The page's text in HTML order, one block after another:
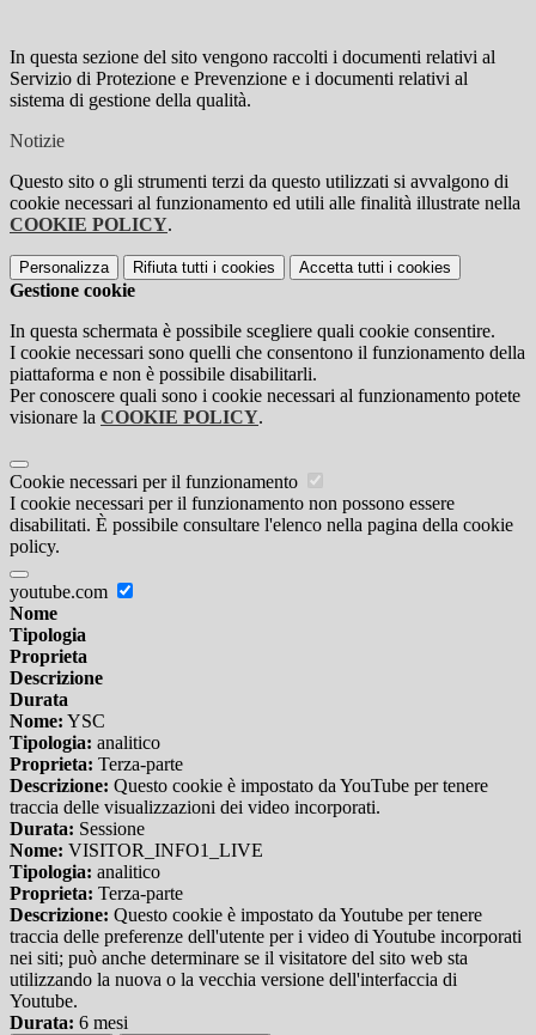
In questa sezione del sito vengono raccolti i documenti relativi al
Servizio di Protezione e Prevenzione e i documenti relativi al
sistema di gestione della qualità.
Notizie
Questo sito o gli strumenti terzi da questo utilizzati si avvalgono di
cookie necessari al funzionamento ed utili alle finalità illustrate nella
COOKIE POLICY.
Personalizza Rifiuta tutti i cookies Accetta tutti i cookies
Gestione cookie
In questa schermata è possibile scegliere quali cookie consentire.
I cookie necessari sono quelli che consentono il funzionamento della
piattaforma e non è possibile disabilitarli.
Per conoscere quali sono i cookie necessari al funzionamento potete
visionare la COOKIE POLICY.
Cookie necessari per il funzionamento
I cookie necessari per il funzionamento non possono essere
disabilitati. È possibile consultare l'elenco nella pagina della cookie
policy.
youtube.com
Nome
Tipologia
Proprieta
Descrizione
Durata
Nome: YSC
Tipologia: analitico
Proprieta: Terza-parte
Descrizione: Questo cookie è impostato da YouTube per tenere
traccia delle visualizzazioni dei video incorporati.
Durata: Sessione
Nome: VISITOR_INFO1_LIVE
Tipologia: analitico
Proprieta: Terza-parte
Descrizione: Questo cookie è impostato da Youtube per tenere
traccia delle preferenze dell'utente per i video di Youtube incorporati
nei siti; può anche determinare se il visitatore del sito web sta
utilizzando la nuova o la vecchia versione dell'interfaccia di
Youtube.
Durata: 6 mesi